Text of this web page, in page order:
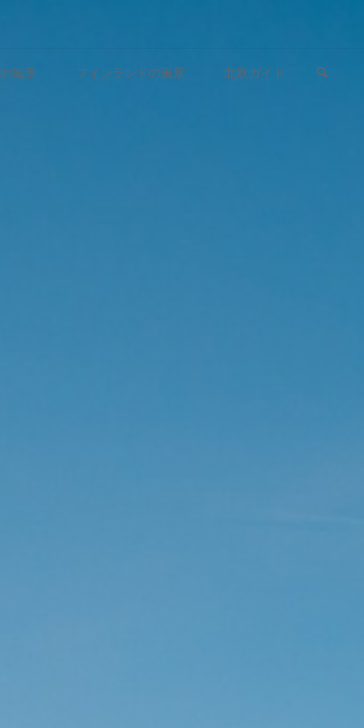
風景 フィンランドの風景 北欧ガイド